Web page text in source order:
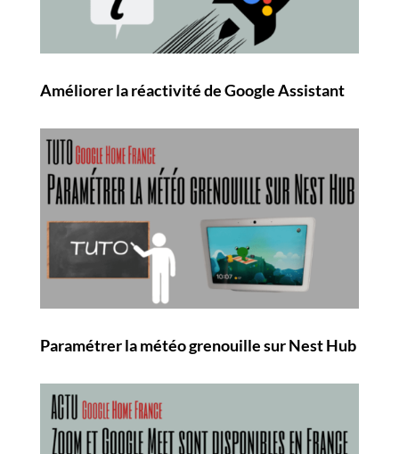
Améliorer la réactivité de Google Assistant
Paramétrer la météo grenouille sur Nest Hub